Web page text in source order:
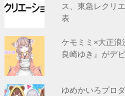
ス、東急レクリ
表
ケモミミ×大正浪
良崎ゆき』がデ
ゆめかいろプロ